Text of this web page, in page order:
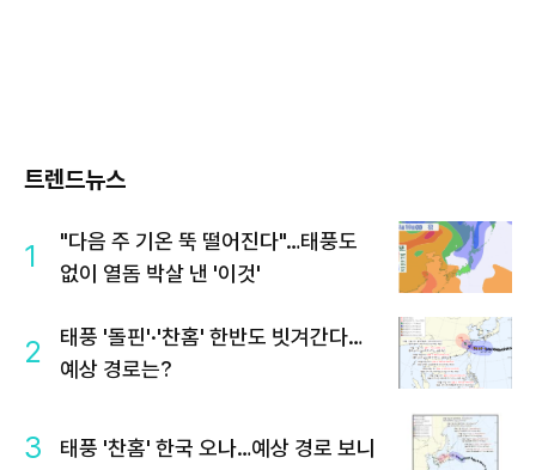
트렌드뉴스
1
"다음 주 기온 뚝 떨어진다"…태풍도
없이 열돔 박살 낸 '이것'
2
태풍 '돌핀'·'찬홈' 한반도 빗겨간다…
예상 경로는?
3 태풍 '찬홈' 한국 오나…예상 경로 보니